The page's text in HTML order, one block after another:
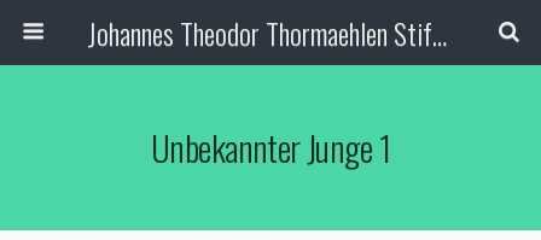
Johannes Theodor Thormaehlen Stiftung
Unbekannter Junge 1